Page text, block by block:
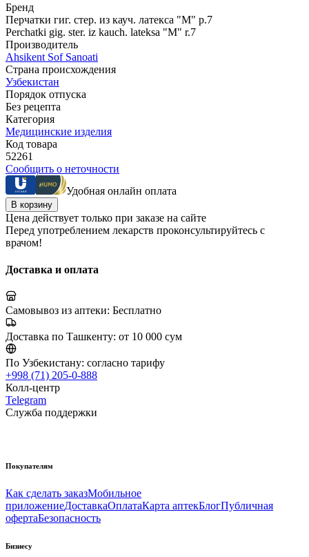
Бренд
Перчатки гиг. стер. из кауч. латекса "М" р.7
Perchatki gig. ster. iz kauch. lateksa "M" r.7
Производитель
Ahsikent Sof Sanoati
Страна происхождения
Узбекистан
Порядок отпуска
Без рецепта
Категория
Медицинские изделия
Код товара
52261
Сообщить о неточности
Удобная онлайн оплата
В корзину
Цена действует только при заказе на сайте
Перед употреблением лекарств проконсультируйтесь с
врачом!
Доставка и оплата
Самовывоз из аптеки: Бесплатно
Доставка по Ташкенту: от 10 000 сум
По Узбекистану: согласно тарифу
+998 (71) 205-0-888
Колл-центр
Telegram
Служба поддержки
Покупателям
Как сделать заказМобильное
приложениеДоставкаОплатаКарта аптекБлогПубличная
офертаБезопасность
Бизнесу